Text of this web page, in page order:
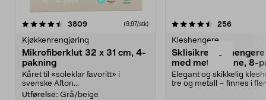
-
3809anmeldelser(9,97/stk)
Kjøkkenrengjøring
Mikrofiberklut 32 x 31 cm, 4-
pakning
Kåret til «soleklar favoritt» i
svenske Afton...
Utførelse: Grå/beige
4.5av 5 stjerner 256
Kleshengere
Sklisikre
med metallpinne, 8-
Elegant og skikkelig
tre og metall – finnes i
4.5av 5 stjerner